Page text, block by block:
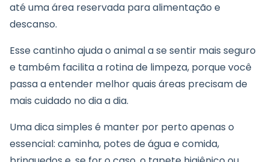
até uma área reservada para alimentação e
descanso.
Esse cantinho ajuda o animal a se sentir mais seguro
e também facilita a rotina de limpeza, porque você
passa a entender melhor quais áreas precisam de
mais cuidado no dia a dia.
Uma dica simples é manter por perto apenas o
essencial: caminha, potes de água e comida,